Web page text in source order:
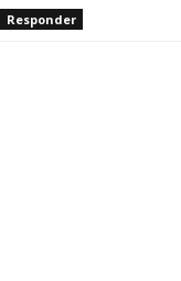
Responder